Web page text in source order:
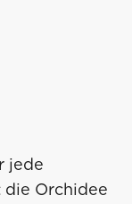
jede
die Orchidee